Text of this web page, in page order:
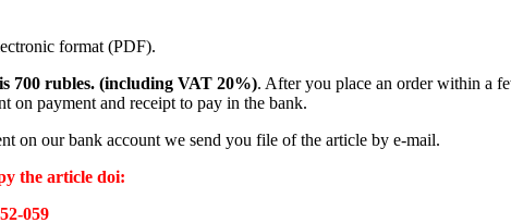
format (PDF).
700 rubles. (including VAT 20%). After you place an order within a
on payment and receipt to pay in the bank.
on our bank account we send you file of the article by e-mail.
the article doi:
059